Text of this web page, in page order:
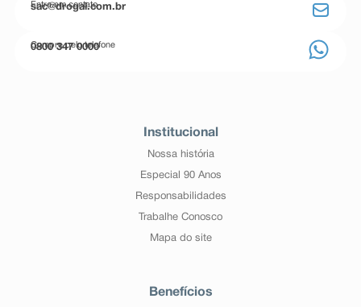
Entre em contato
sac@drogal.com.br
Compre pelo telefone
0800 347 0000
Institucional
Nossa história
Especial 90 Anos
Responsabilidades
Trabalhe Conosco
Mapa do site
Benefícios